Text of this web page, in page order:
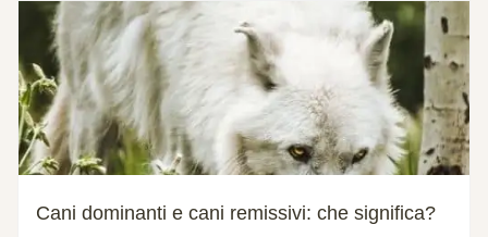
Cani dominanti e cani remissivi: che significa?